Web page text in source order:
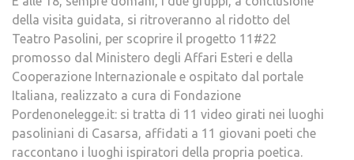
della visita guidata, si ritroveranno al ridotto del
Teatro Pasolini, per scoprire il progetto 11#22
promosso dal Ministero degli Affari Esteri e della
Cooperazione Internazionale e ospitato dal portale
Italiana, realizzato a cura di Fondazione
Pordenonelegge.it: si tratta di 11 video girati nei luoghi
pasoliniani di Casarsa, affidati a 11 giovani poeti che
raccontano i luoghi ispiratori della propria poetica.